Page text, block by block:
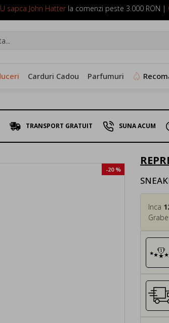
sapca John Hatterla comenzi peste 3.000 RON |
SUNA ACUM: 0799 098 088
Carduri Cadou Parfumuri
TRANSPORT GRATUIT SUNA ACUM
-20 %
Inca